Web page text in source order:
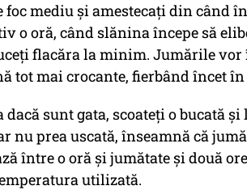
foc mediu și amestecați din când
o oră, când slănina începe să
flacăra la minim. Jumările vor
tot mai crocante, fierbând încet
sunt gata, scoateți o bucată și
nu prea uscată, înseamnă că
între o oră și jumătate și două
utilizată.